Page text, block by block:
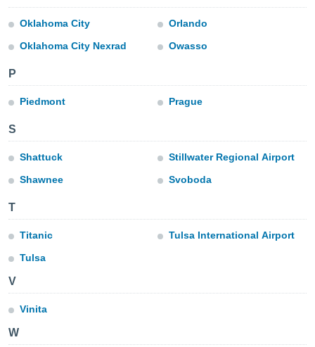
aceptar
te
de que
se
ni para
o
aunque
Puedes
acceder a
web a
Oklahoma City
Oklahoma City Nexrad
Orlando
Owasso
P
Piedmont Prague
S
Shattuck
Shawnee
Stillwater Regional Airport
Svoboda
T
Titanic
Tulsa
Tulsa International Airport
V
Vinita
W